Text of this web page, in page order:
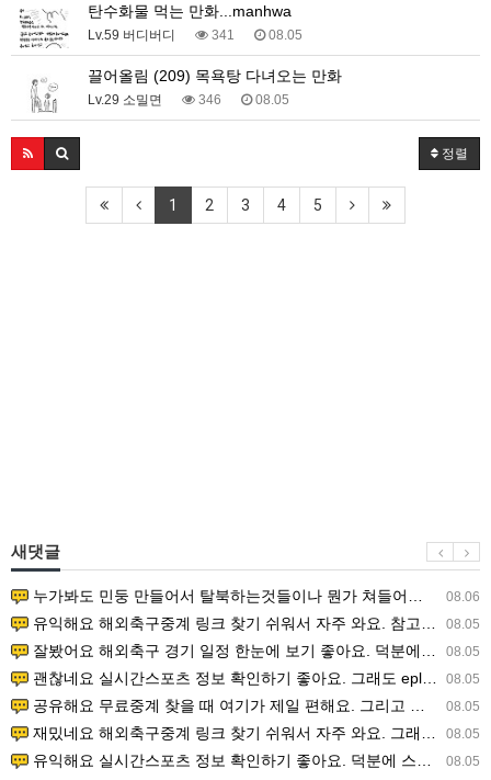
탄수화물 먹는 만화...manhwa
Lv.59 버디버디 341 08.05
끌어올림 (209) 목욕탕 다녀오는 만화
Lv.29 소밀면 346 08.05
정렬
1 2 3 4 5
새댓글
08.06
누가봐도 민둥 만들어서 탈북하는것들이나 뭔가 쳐들어오는 낌새를 미리 알아차리기 위함이지 저걸 전쟁준비라고 하…
08.05
유익해요 해외축구중계 링크 찾기 쉬워서 자주 와요. 참고로 무료스포츠중계 정보 확인할 때 출처 꼭 체크해요.…
08.05
잘봤어요 해외축구 경기 일정 한눈에 보기 좋아요. 덕분에 epl중계 볼 때 공식 중계 채널 먼저 찾아봐요. …
08.05
괜찮네요 실시간스포츠 정보 확인하기 좋아요. 그래도 epl중계 볼 때 공식 중계 채널 먼저 찾아봐요. 북마크…
08.05
공유해요 무료중계 찾을 때 여기가 제일 편해요. 그리고 무료스포츠중계 정보 확인할 때 출처 꼭 체크해요. 앞…
08.05
재밌네요 해외축구중계 링크 찾기 쉬워서 자주 와요. 그래서 해외축구중계도 정식 서비스로 봐야 안전해요. 다음…
08.05
유익해요 실시간스포츠 정보 확인하기 좋아요. 덕분에 스포츠중계는 합법적인 경로로만 시청하려 해요. 좋은 정보…